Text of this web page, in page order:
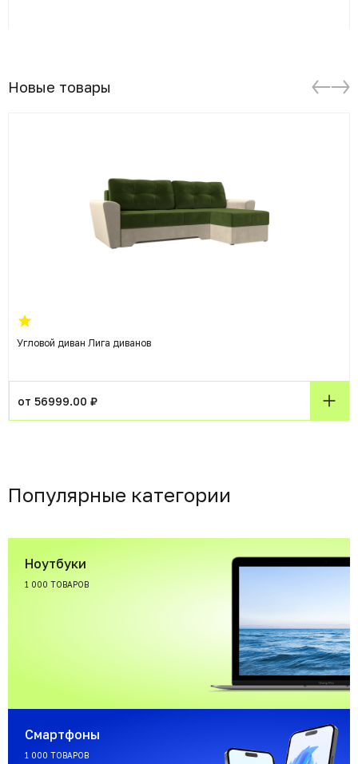
Новые товары
Угловой диван Лига диванов
от 56999.00 ₽
Популярные категории
Ноутбуки
1 000 ТОВАРОВ
Смартфоны
1 000 ТОВАРОВ